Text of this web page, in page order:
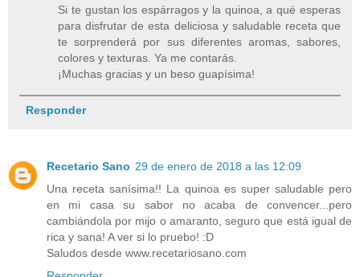
Si te gustan los espárragos y la quinoa, a qué esperas
para disfrutar de esta deliciosa y saludable receta que
te sorprenderá por sus diferentes aromas, sabores,
colores y texturas. Ya me contarás.
¡Muchas gracias y un beso guapísima!
Responder
Recetario Sano 29 de enero de 2018 a las 12:09
Una receta sanísima!! La quinoa es super saludable pero
en mi casa su sabor no acaba de convencer...pero
cambiándola por mijo o amaranto, seguro que está igual de
rica y sana! A ver si lo pruebo! :D
Saludos desde www.recetariosano.com